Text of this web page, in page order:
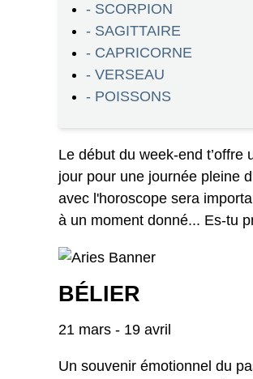
- SCORPION
- SAGITTAIRE
- CAPRICORNE
- VERSEAU
- POISSONS
Le début du week-end
jour pour une journée pleine
avec l'horoscope sera
à un moment donné... Es-tu
BÉLIER
21 mars - 19 avril
Un souvenir émotionnel du